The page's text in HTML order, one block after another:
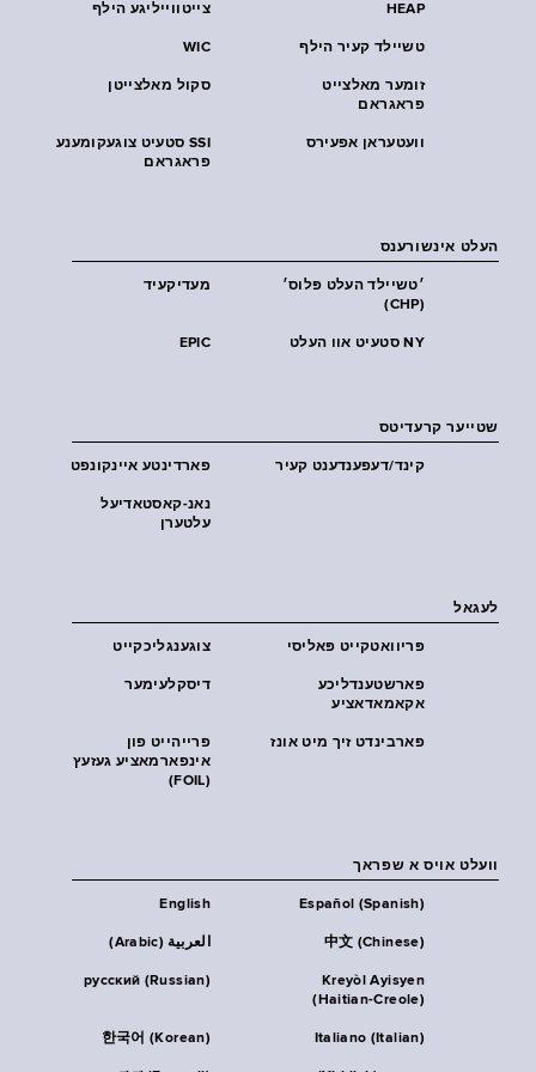
צייטווייליגע הילף HEAP
WIC טשיילד קעיר הילף
סקול מאלצייטן
זומער מאלצייט
פראגראם
SSI סטעיט צוגעקומענע
פראגראם
וועטעראן אפעירס
העלט אינשורענס
מעדיקעיד
׳טשיילד העלט פּלוס׳
(CHP)
EPIC NY סטעיט אוו העלט
שטייער קרעדיטס
פארדינטע איינקונפט קינד/דעפענדענט קעיר
נאנ-קאסטאדיעל
עלטערן
לעגאל
צוגענגליכקייט פּריוואטקייט פּאליסי
דיסקלעימער
פארשטענדליכע
אקאמאדאציע
פרייהייט פון
אינפארמאציע געזעץ
(FOIL)
פארבינדט זיך מיט אונז
וועלט אויס א שפראך
English Español (Spanish)
العربية (Arabic) 中文 (Chinese)
русский (Russian)
Kreyòl Ayisyen
(Haitian-Creole)
한국어 (Korean) Italiano (Italian)